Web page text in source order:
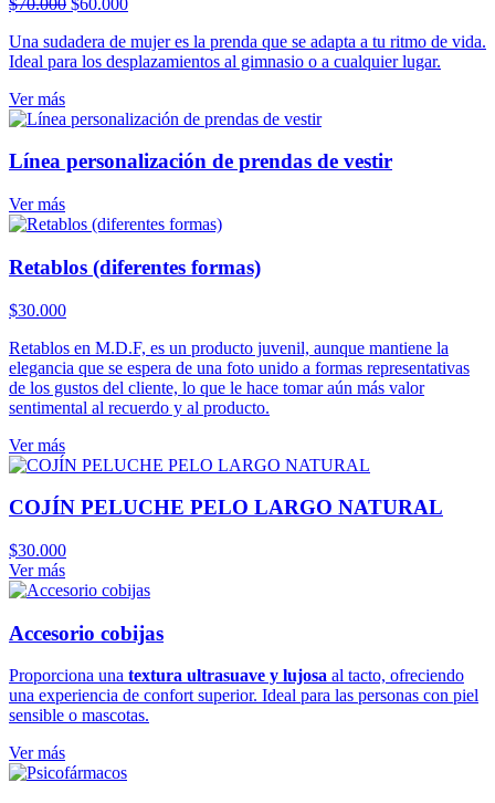
original
era:
actual
es:
Una sudadera de mujer es la prenda que se adapta a tu ritmo de vida.
Ideal para los desplazamientos al gimnasio o a cualquier lugar.
Ver más
Línea personalización de prendas de vestir
Ver más
Retablos (diferentes formas)
$30.000
Retablos en M.D.F, es un producto juvenil, aunque mantiene la
elegancia que se espera de una foto unido a formas representativas
de los gustos del cliente, lo que le hace tomar aún más valor
sentimental al recuerdo y al producto.
Ver más
COJÍN PELUCHE PELO LARGO NATURAL
$30.000
Ver más
Accesorio cobijas
Proporciona una textura ultrasuave y lujosa al tacto, ofreciendo
una experiencia de confort superior. Ideal para las personas con piel
sensible o mascotas.
Ver más